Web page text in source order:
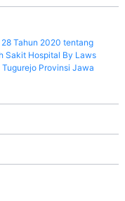
Tahun 2020 tentang
Sakit Hospital By Laws
Provinsi Jawa